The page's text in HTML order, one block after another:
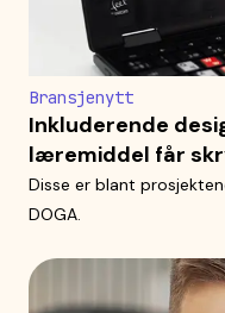
Bransjenytt
Inkluderende
læremiddel får
Disse er blant
DOGA.